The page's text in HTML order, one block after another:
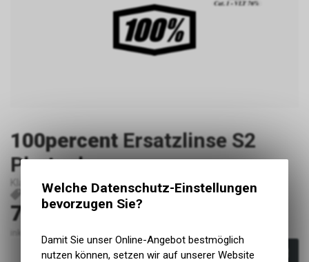
100percent Ersatzlinse S2
Photochr
Klar
P39565 69029-00008 196261018547
79.90 CHF
In den Warenkorb
Welche Datenschutz-Einstellungen
bevorzugen Sie?
Damit Sie unser Online-Angebot bestmöglich
nutzen können, setzen wir auf unserer Website